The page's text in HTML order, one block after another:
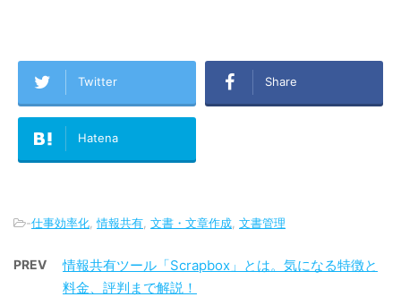
Twitter Share
Hatena
-仕事効率化 ,情報共有 文書・文章作成 文書管理
PREV
情報共有ツール「Scrapbox」とは。気になる特徴と
料金、評判まで解説！